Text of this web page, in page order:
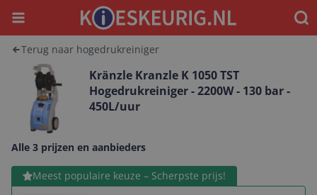
Menu
Terug naar hogedrukreiniger
Kränzle Kranzle K 1050 TST
Hogedrukreiniger - 2200W - 130 bar -
450L/uur
Alle 3 prijzen en aanbieders
Meest populaire keuze – Scherpste prijs!
Bekijk product